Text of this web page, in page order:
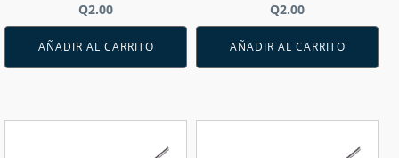
Q2.00
AÑADIR AL CARRITO
Q2.00
AÑADIR AL CARRITO